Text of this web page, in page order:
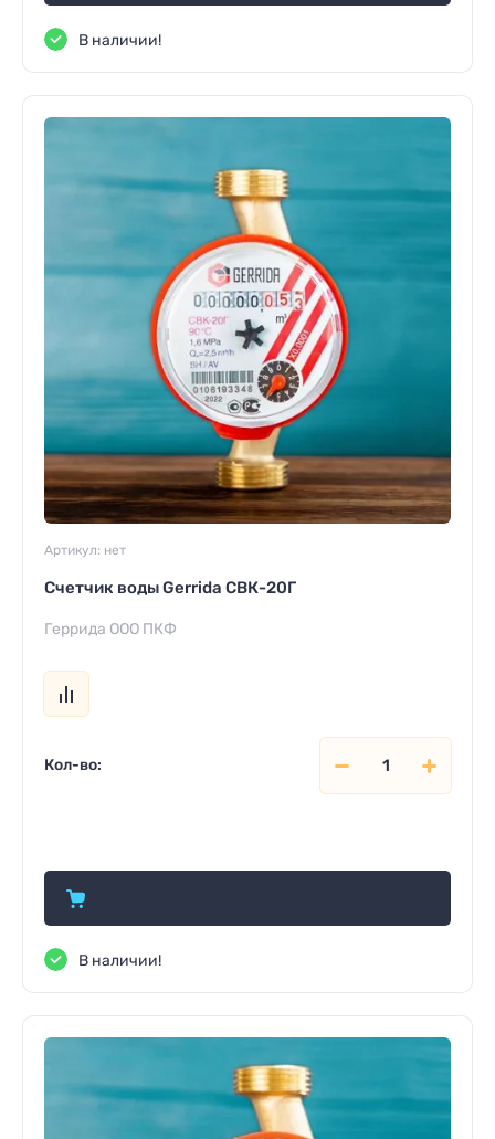
В наличии!
Артикул: нет
Счетчик воды Gerrida СВК-20Г
Геррида ООО ПКФ
Кол-во:
В наличии!